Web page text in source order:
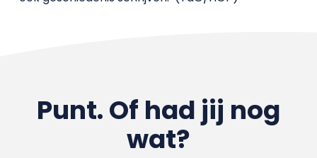
Punt. Of had jij nog
wat?